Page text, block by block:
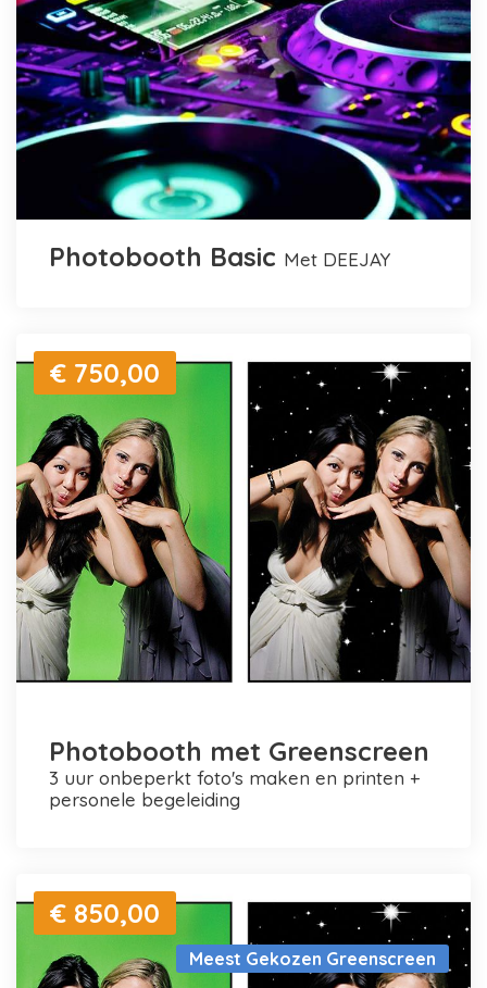
Photobooth Basic met DEEJAY
€ 750,00
Photobooth met Greenscreen
3 uur onbeperkt foto's maken en printen +
personele begeleiding
Meest Gekozen Greenscreen
€ 850,00